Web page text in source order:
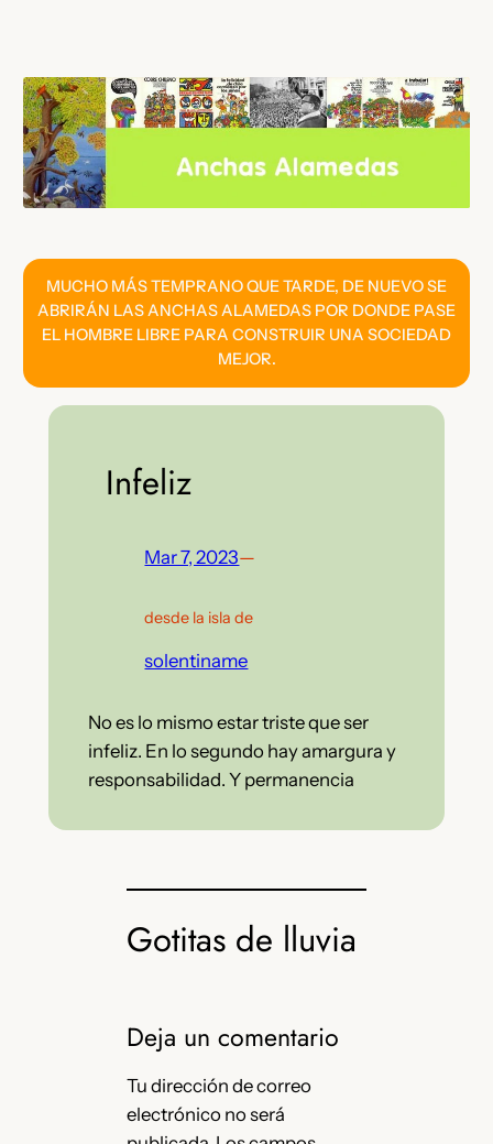
contenido
MUCHO MÁS TEMPRANO QUE TARDE, DE NUEVO SE
ABRIRÁN LAS ANCHAS ALAMEDAS POR DONDE PASE
EL HOMBRE LIBRE PARA CONSTRUIR UNA SOCIEDAD
MEJOR.
Infeliz
Mar 7, 2023—
desde la isla de
solentiname
No es lo mismo estar triste que ser
infeliz. En lo segundo hay amargura y
responsabilidad. Y permanencia
Gotitas de lluvia
Deja un comentario
Tu dirección de correo
electrónico no será